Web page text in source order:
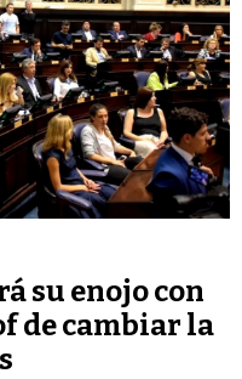
su enojo con
de cambiar la